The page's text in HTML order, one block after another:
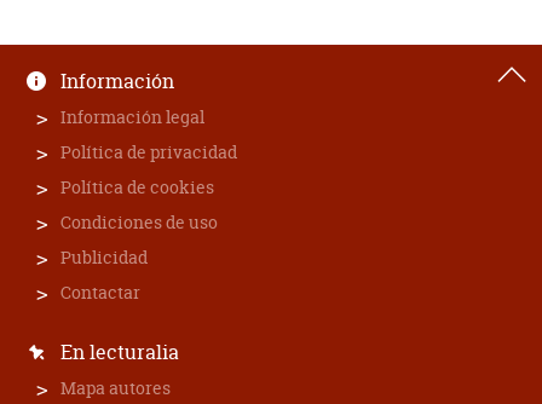
Información
Información legal
Política de privacidad
Política de cookies
Condiciones de uso
Publicidad
Contactar
En lecturalia
Mapa autores